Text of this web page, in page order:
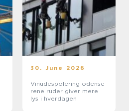
30. June 2026
Vinudespolering odense
rene ruder giver mere
lys i hverdagen